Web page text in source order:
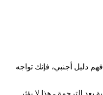
دليل أجنبي، فإنك تواجه
الترجمة - هذا لا يؤثر